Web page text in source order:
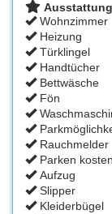
Ausstattung
Wohnzimmer
Heizung
Türklingel
Handtücher
Bettwäsche
Fön
Rauchmelder
Parken
Aufzug
Slipper
Kleiderbügel